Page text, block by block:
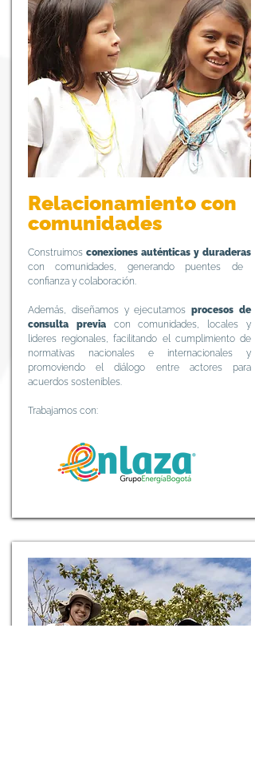
Relacionamiento con
comunidades
Construimos conexiones auténticas y duraderas
con comunidades, generando puentes de
confianza y colaboración.
Además, diseñamos y ejecutamosprocesos de
consulta previacon comunidades, locales y
lideres regionales, facilitando el cumplimiento de
normativas nacionales e internacionales y
promoviendo el diálogo entre actores para
acuerdos sostenibles.
Trabajamos con: